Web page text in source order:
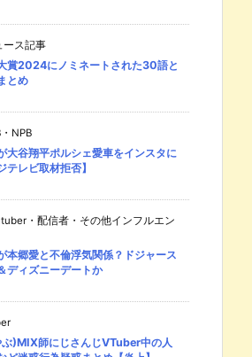
ース記事
賞2024にノミネートされた30語と
とめ
NPB
大谷翔平ポルシェ愛車をインスタに
レビ取材拒否】
・配信者・その他インフルエン
本郷愛と不倫浮気関係？ドジャース
ディズニーデートか
ぶ)MIX師にじさんじVTuber中の人